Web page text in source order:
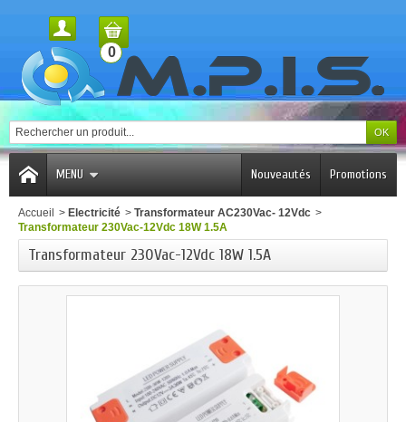
0
MENU Promotions
Nouveautés
Accueil > Electricité > Transformateur AC230Vac- 12Vdc >
Transformateur 230Vac-12Vdc 18W 1.5A
Transformateur 230Vac-12Vdc 18W 1.5A